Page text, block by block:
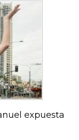
expuesta